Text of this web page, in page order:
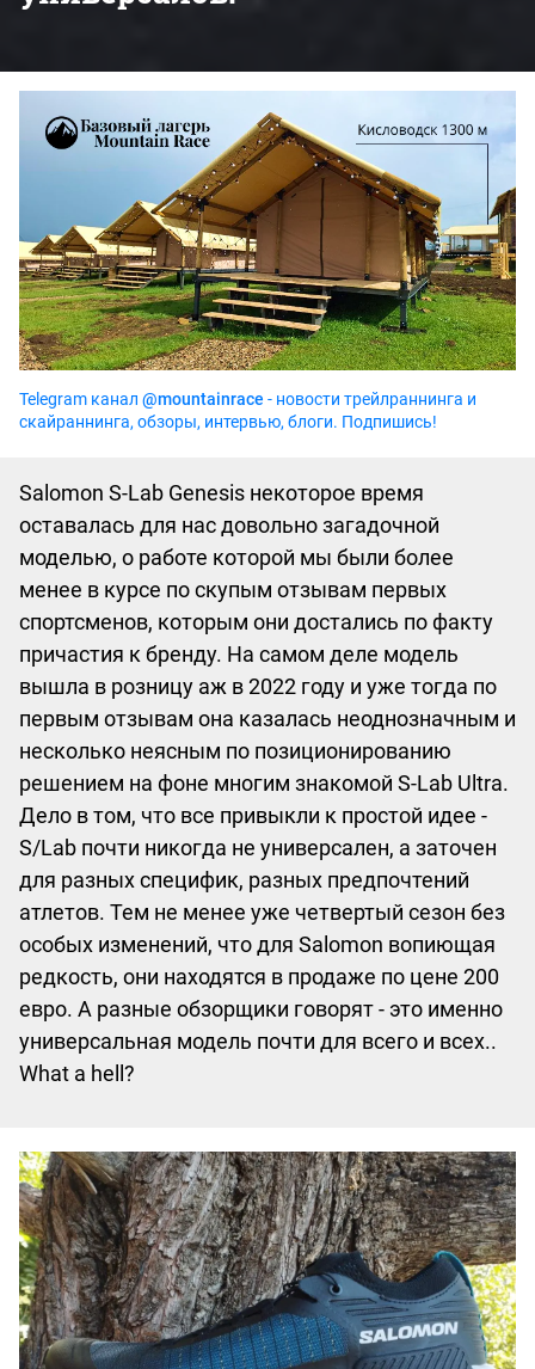
Telegram канал @mountainrace - новости трейлраннинга и
скайраннинга, обзоры, интервью, блоги. Подпишись!
Salomon S-Lab Genesis некоторое время
оставалась для нас довольно загадочной
моделью, о работе которой мы были более
менее в курсе по скупым отзывам первых
спортсменов, которым они достались по факту
причастия к бренду. На самом деле модель
вышла в розницу аж в 2022 году и уже тогда по
первым отзывам она казалась неоднозначным и
несколько неясным по позиционированию
решением на фоне многим знакомой S-Lab Ultra.
Дело в том, что все привыкли к простой идее -
S/Lab почти никогда не универсален, а заточен
для разных специфик, разных предпочтений
атлетов. Тем не менее уже четвертый сезон без
особых изменений, что для Salomon вопиющая
редкость, они находятся в продаже по цене 200
евро. А разные обзорщики говорят - это именно
универсальная модель почти для всего и всех..
What a hell?